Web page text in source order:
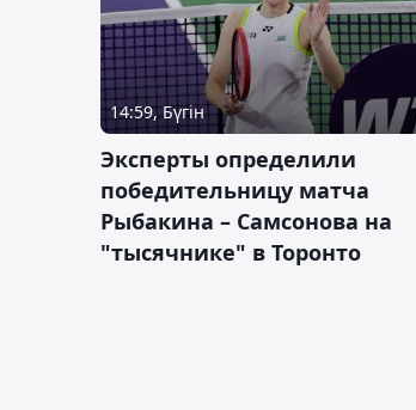
14:59, Бүгін
Эксперты определили
победительницу матча
Рыбакина – Самсонова на
"тысячнике" в Торонто